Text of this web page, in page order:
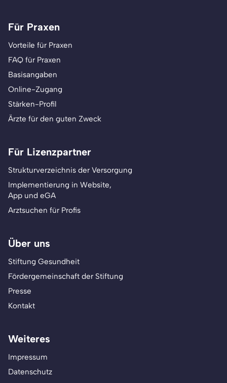
Für Praxen
Vorteile für Praxen
FAQ für Praxen
Basisangaben
Online-Zugang
Stärken-Profil
Ärzte für den guten Zweck
Für Lizenzpartner
Strukturverzeichnis der Versorgung
Implementierung in Website,
App und eGA
Arztsuchen für Profis
Über uns
Stiftung Gesundheit
Fördergemeinschaft der Stiftung
Presse
Kontakt
Weiteres
Impressum
Datenschutz